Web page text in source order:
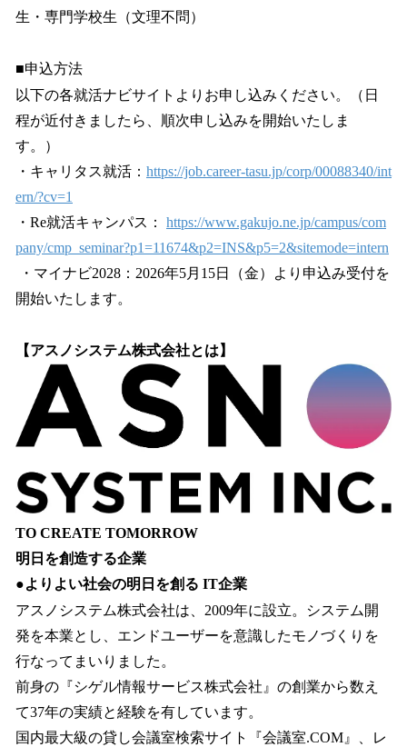
生・専門学校生（文理不問）
■申込方法
以下の各就活ナビサイトよりお申し込みください。（日
程が近付きましたら、順次申し込みを開始いたしま
す。）
・キャリタス就活： https://job.career-tasu.jp/corp/00088340/int
ern/?cv=1
・Re就活キャンパス： https://www.gakujo.ne.jp/campus/com
pany/cmp_seminar?p1=11674&p2=INS&p5=2&sitemode=intern
・マイナビ2028：2026年5月15日（金）より申込み受付を
開始いたします。
【アスノシステム株式会社とは】
TO CREATE TOMORROW
明日を創造する企業
●よりよい社会の明日を創る IT企業
アスノシステム株式会社は、2009年に設立。システム開
発を本業とし、エンドユーザーを意識したモノづくりを
行なってまいりました。
前身の『シゲル情報サービス株式会社』の創業から数え
て37年の実績と経験を有しています。
国内最大級の貸し会議室検索サイト『会議室.COM』、レ